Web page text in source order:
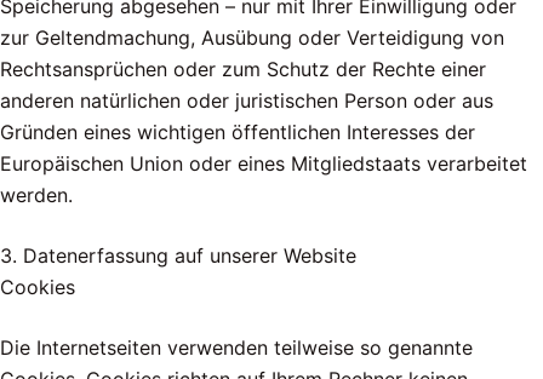
Speicherung abgesehen – nur mit Ihrer Einwilligung oder
zur Geltendmachung, Ausübung oder Verteidigung von
Rechtsansprüchen oder zum Schutz der Rechte einer
anderen natürlichen oder juristischen Person oder aus
Gründen eines wichtigen öffentlichen Interesses der
Europäischen Union oder eines Mitgliedstaats verarbeitet
werden.
3. Datenerfassung auf unserer Website
Cookies
Die Internetseiten verwenden teilweise so genannte